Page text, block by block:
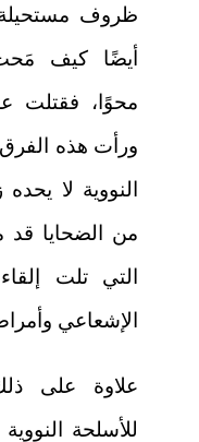
ظروف
أيضًا كيف مَحت
محوًا، فقتلت
ورأت هذه
النووية لا
من الضحايا قد
التي تلت
الإشعاعي
علاوة على
للأسلحة